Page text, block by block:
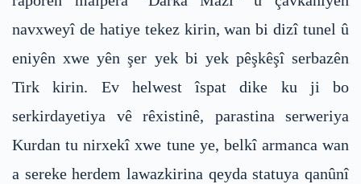
navxweyî de hatiye tekez kirin, wan bi dizî tunel û
eniyên xwe yên şer yek bi yek pêşkêşî serbazên
Tirk kirin. Ev helwest îspat dike ku ji bo
serkirdayetiya vê rêxistinê, parastina serweriya
Kurdan tu nirxekî xwe tune ye, belkî armanca wan
a sereke herdem lawazkirina qeyda statuya qanûnî